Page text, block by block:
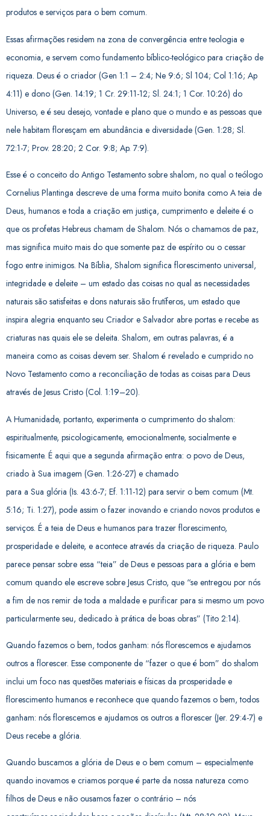
produtos e serviços para o bem comum.
Essas afirmações residem na zona de convergência entre teologia e
economia, e servem como fundamento bíblico-teológico para criação de
riqueza. Deus é o criador (Gen 1:1 – 2:4; Ne 9:6; Sl 104; Col 1:16; Ap
4:11) e dono (Gen. 14:19; 1 Cr. 29:11-12; Sl. 24:1; 1 Cor. 10:26) do
Universo, e é seu desejo, vontade e plano que o mundo e as pessoas que
nele habitam floresçam em abundância e diversidade (Gen. 1:28; Sl.
72:1-7; Prov. 28:20; 2 Cor. 9:8; Ap. 7:9).
Esse é o conceito do Antigo Testamento sobre shalom, no qual o teólogo
Cornelius Plantinga descreve de uma forma muito bonita como A teia de
Deus, humanos e toda a criação em justiça, cumprimento e deleite é o
que os profetas Hebreus chamam de Shalom. Nós o chamamos de paz,
mas significa muito mais do que somente paz de espírito ou o cessar
fogo entre inimigos. Na Bíblia, Shalom significa florescimento universal,
integridade e deleite – um estado das coisas no qual as necessidades
naturais são satisfeitas e dons naturais são frutíferos, um estado que
inspira alegria enquanto seu Criador e Salvador abre portas e recebe as
criaturas nas quais ele se deleita. Shalom, em outras palavras, é a
maneira como as coisas devem ser. Shalom é revelado e cumprido no
Novo Testamento como a reconciliação de todas as coisas para Deus
através de Jesus Cristo (Col. 1:19–20).
A Humanidade, portanto, experimenta o cumprimento do shalom:
espiritualmente, psicologicamente, emocionalmente, socialmente e
fisicamente. É aqui que a segunda afirmação entra: o povo de Deus,
criado à Sua imagem (Gen. 1:26-27) e chamado
para a Sua glória (Is. 43:6-7; Ef. 1:11-12) para servir o bem comum (Mt.
5:16; Ti. 1:27), pode assim o fazer inovando e criando novos produtos e
serviços. É a teia de Deus e humanos para trazer florescimento,
prosperidade e deleite, e acontece através da criação de riqueza. Paulo
parece pensar sobre essa “teia” de Deus e pessoas para a glória e bem
comum quando ele escreve sobre Jesus Cristo, que “se entregou por nós
a fim de nos remir de toda a maldade e purificar para si mesmo um povo
particularmente seu, dedicado à prática de boas obras” (Tito 2:14).
Quando fazemos o bem, todos ganham: nós florescemos e ajudamos
outros a florescer. Esse componente de “fazer o que é bom” do shalom
inclui um foco nas questões materiais e físicas da prosperidade e
florescimento humanos e reconhece que quando fazemos o bem, todos
ganham: nós florescemos e ajudamos os outros a florescer (Jer. 29:4-7) e
Deus recebe a glória.
Quando buscamos a glória de Deus e o bem comum – especialmente
quando inovamos e criamos porque é parte da nossa natureza como
filhos de Deus e não ousamos fazer o contrário – nós